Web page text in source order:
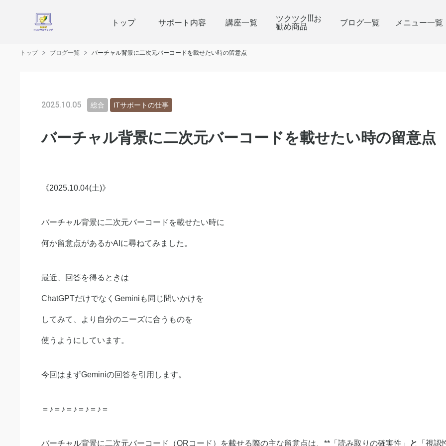
トップ サポート内容 講座一覧 ツクツク!!!お
勧め商品 ブログ一覧 メニュー一覧
トップ ブログ一覧 バーチャル背景に二次元バーコードを載せたい時の留意点
2025.10.05 総合 ITサポートの仕事
バーチャル背景に二次元バーコードを載せたい時の留意点
《2025.10.04(土)》
バーチャル背景に二次元バーコードを載せたい時に
何か留意点があるかAIに尋ねてみました。
最近、回答を得るときは
ChatGPTだけでなくGeminiも同じ問いかけを
してみて、より自分のニーズに合うものを
使うようにしています。
今回はまずGeminiの回答を引用します。
＝♪＝♪＝♪＝♪＝♪＝
バーチャル背景に二次元バーコード（QRコード）を載せる際の主な留意点は、**「読み取りの確実性」 と 「視認